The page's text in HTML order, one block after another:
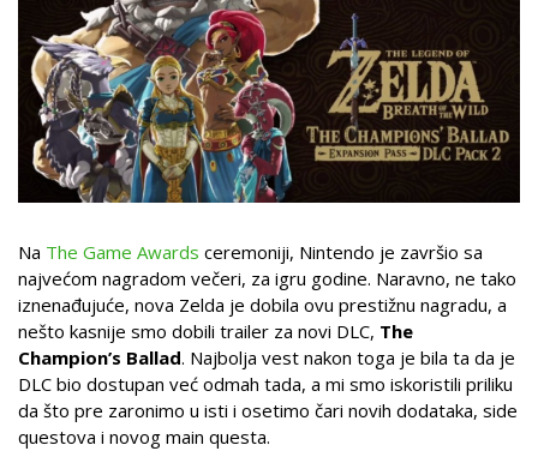
Na The Game Awards ceremoniji, Nintendo je završio sa
najvećom nagradom večeri, za igru godine. Naravno, ne tako
iznenađujuće, nova Zelda je dobila ovu prestižnu nagradu, a
nešto kasnije smo dobili trailer za novi DLC, The
Champion’s Ballad. Najbolja vest nakon toga je bila ta da je
DLC bio dostupan već odmah tada, a mi smo iskoristili priliku
da što pre zaronimo u isti i osetimo čari novih dodataka, side
questova i novog main questa.